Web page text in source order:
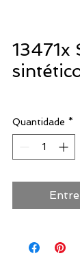
13471x
Quantidade *